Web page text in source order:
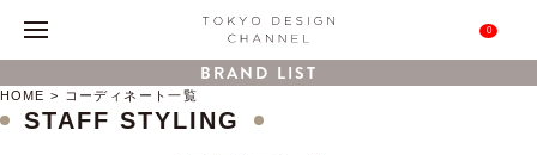
0
BRAND LIST
HOME コーディネート一覧
STAFF STYLING